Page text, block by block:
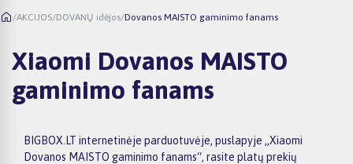
/AKCIJOS/DOVANŲ idėjos/Dovanos MAISTO gaminimo fanams
Xiaomi Dovanos MAISTO
gaminimo fanams
BIGBOX.LT internetinėje parduotuvėje, puslapyje „Xiaomi
Dovanos MAISTO gaminimo fanams“, rasite platų prekių